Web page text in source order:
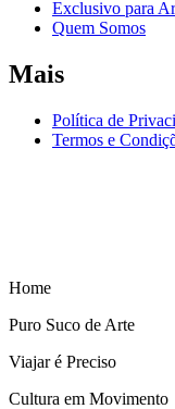
Exclusivo para
Quem Somos
Mais
Política de
Termos e
Home
Puro Suco de Arte
Viajar é Preciso
Cultura em Movimento